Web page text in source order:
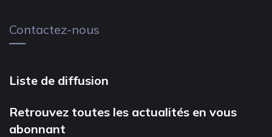
Contactez-nous
Liste de diffusion
Retrouvez toutes les actualités en vous
abonnant